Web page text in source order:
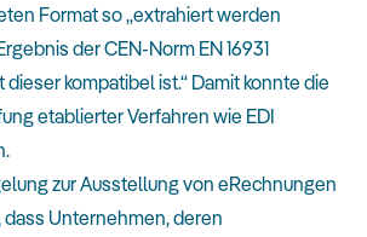
Format so „extrahiert werden
der CEN-Norm EN 16931
kompatibel ist.“ Damit konnte die
etablierter Verfahren wie EDI
zur Ausstellung von eRechnungen
Unternehmen, deren